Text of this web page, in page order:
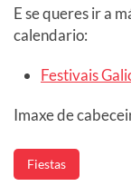
E se queres ir a
calendario:
Festivais
Imaxe de
Fiestas